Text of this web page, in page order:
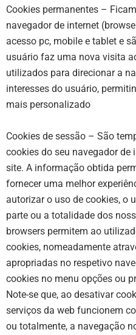
Cookies permanentes –
navegador de internet
acesso pc, mobile e tablet e
usuário faz uma nova visita
utilizados para direcionar a
interesses do usuário,
mais personalizado
Cookies de sessão – São
cookies do seu navegador de
site. A informação obtida
fornecer uma melhor
autorizar o uso de cookies, o
parte ou a totalidade dos
browsers permitem ao
cookies, nomeadamente
apropriadas no respetivo
cookies no menu opções ou
Note-se que, ao desativar
serviços da web funcionem
ou totalmente, a navegação